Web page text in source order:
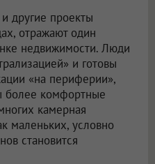
другие проекты
отражают один
недвижимости. Люди
и готовы
«на периферии»,
более комфортные
камерная
маленьких, условно
становится